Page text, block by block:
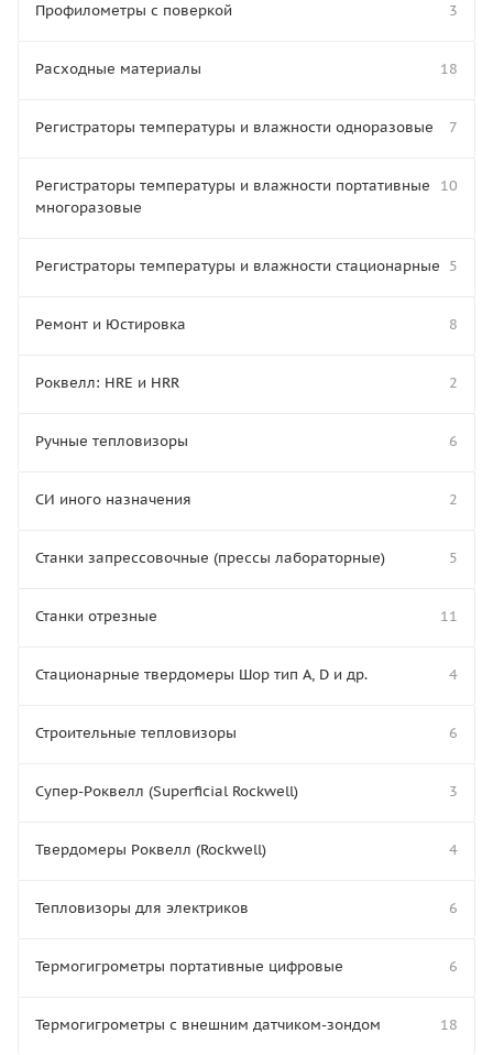
Профилометры с поверкой 3
Расходные материалы 18
Регистраторы температуры и влажности одноразовые 7
Регистраторы температуры и влажности портативные
многоразовые
10
Регистраторы температуры и влажности стационарные 5
Ремонт и Юстировка 8
Роквелл: HRE и HRR 2
Ручные тепловизоры 6
СИ иного назначения 2
Станки запрессовочные (прессы лабораторные) 5
Станки отрезные 11
Стационарные твердомеры Шор тип А, D и др. 4
Строительные тепловизоры 6
Супер-Роквелл (Superficial Rockwell) 3
Твердомеры Роквелл (Rockwell) 4
Тепловизоры для электриков 6
Термогигрометры портативные цифровые 6
Термогигрометры с внешним датчиком-зондом 18